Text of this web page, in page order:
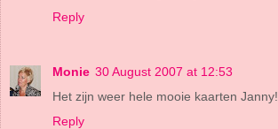
Reply
Monie 30 August 2007 at 12:53
Het zijn weer hele mooie kaarten Janny!
Reply